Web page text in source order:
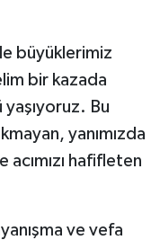
büyüklerimiz
bir kazada
Bu
yanımızda
hafifleten
ve vefa